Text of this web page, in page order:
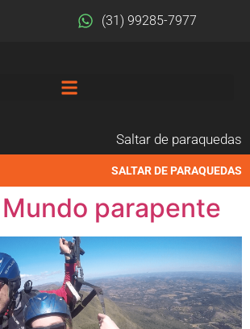
(31) 99285-7977
Saltar de paraquedas
SALTAR DE PARAQUEDAS
parapente